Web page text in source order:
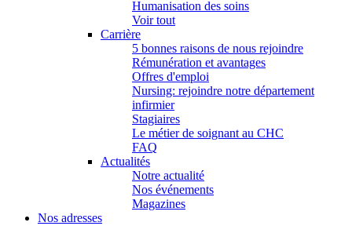
Humanisation des soins
Voir tout
Carrière
5 bonnes raisons de nous rejoindre
Rémunération et avantages
Offres d'emploi
Nursing: rejoindre notre département
infirmier
Stagiaires
Le métier de soignant au CHC
FAQ
Actualités
Notre actualité
Nos événements
Magazines
Nos adresses